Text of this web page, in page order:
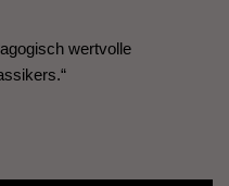
wertvolle